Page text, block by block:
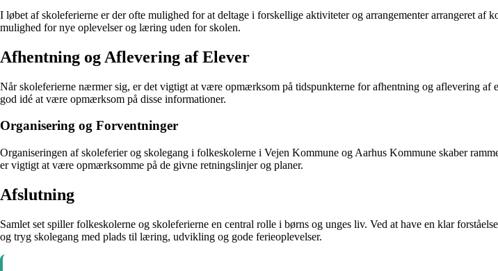
I løbet af skoleferierne er der ofte mulighed for at deltage i forskellige aktiviteter og arrangementer arrangeret
mulighed for nye oplevelser og læring uden for skolen.
Afhentning og Aflevering af Elever
Når skoleferierne nærmer sig, er det vigtigt at være opmærksom på tidspunkterne for afhentning og aflevering
god idé at være opmærksom på disse informationer.
Organisering og Forventninger
Organiseringen af skoleferier og skolegang i folkeskolerne i Vejen Kommune og Aarhus Kommune skaber
er vigtigt at være opmærksomme på de givne retningslinjer og planer.
Afslutning
Samlet set spiller folkeskolerne og skoleferierne en central rolle i børns og unges liv. Ved at have en klar
og tryg skolegang med plads til læring, udvikling og gode ferieoplevelser.